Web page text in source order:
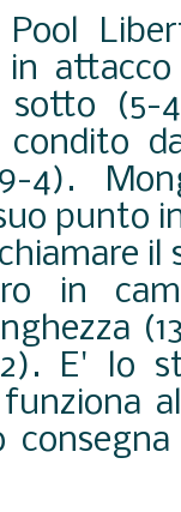
attacco
sotto (5-
4).
punto
in
E' lo